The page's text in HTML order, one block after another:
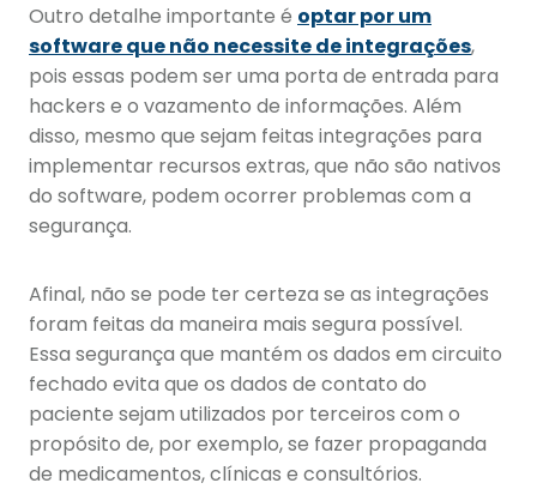
Outro detalhe importante é optar por um
software que não necessite de integrações,
pois essas podem ser uma porta de entrada para
hackers e o vazamento de informações. Além
disso, mesmo que sejam feitas integrações para
implementar recursos extras, que não são nativos
do software, podem ocorrer problemas com a
segurança.
Afinal, não se pode ter certeza se as integrações
foram feitas da maneira mais segura possível.
Essa segurança que mantém os dados em circuito
fechado evita que os dados de contato do
paciente sejam utilizados por terceiros com o
propósito de, por exemplo, se fazer propaganda
de medicamentos, clínicas e consultórios.